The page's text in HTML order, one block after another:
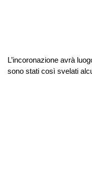
L’incoronazione avrà
sono stati così svelati